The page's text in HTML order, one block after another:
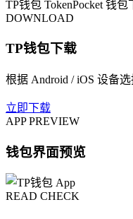
TP钱包 TokenPocket 钱包
DOWNLOAD
TP钱包下载
根据 Android / iOS 设备
立即下载
APP PREVIEW
钱包界面预览
READ CHECK